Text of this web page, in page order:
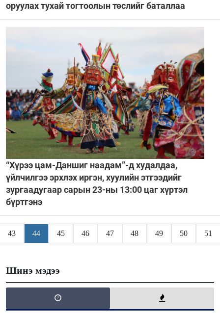
оруулах тухай тогтоолын төслийг баталлаа
“Хүрээ цам-Даншиг наадам”-д худалдаа,
үйлчилгээ эрхлэх иргэн, хуулийн этгээдийг
зургаадугаар сарын 23-ны 13:00 цаг хүртэл
бүртгэнэ
43 44 45 46 47 48 49 50 51
Шинэ мэдээ